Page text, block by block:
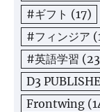
#ギフト (17)
#フィンジア
#英語学習
D3
Frontwing